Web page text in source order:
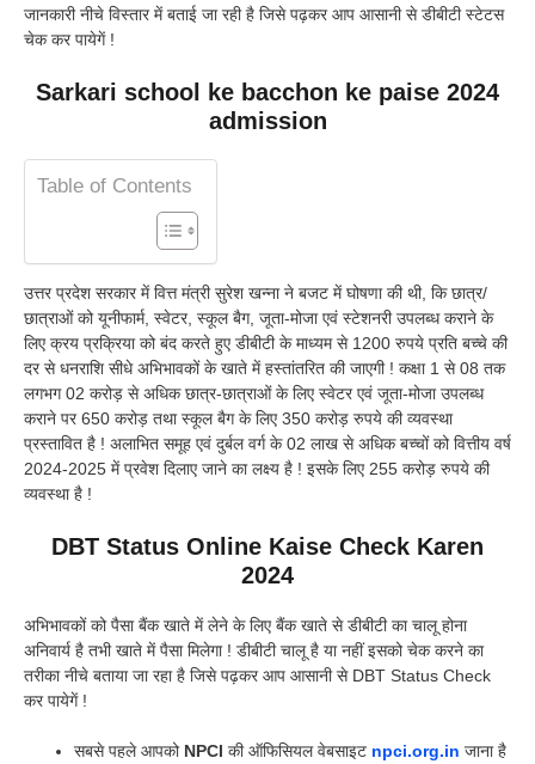
जानकारी नीचे विस्तार में बताई जा रही है जिसे पढ़कर आप आसानी से डीबीटी स्टेटस
चेक कर पायेगें !
Sarkari school ke bacchon ke paise 2024
admission
Table of Contents
उत्तर प्रदेश सरकार में वित्त मंत्री सुरेश खन्ना ने बजट में घोषणा की थी, कि छात्र/
छात्राओं को यूनीफार्म, स्वेटर, स्कूल बैग, जूता-मोजा एवं स्टेशनरी उपलब्ध कराने के
लिए क्रय प्रक्रिया को बंद करते हुए डीबीटी के माध्यम से 1200 रुपये प्रति बच्चे की
दर से धनराशि सीधे अभिभावकों के खाते में हस्तांतरित की जाएगी ! कक्षा 1 से 08 तक
लगभग 02 करोड़ से अधिक छात्र-छात्राओं के लिए स्वेटर एवं जूता-मोजा उपलब्ध
कराने पर 650 करोड़ तथा स्कूल बैग के लिए 350 करोड़ रुपये की व्यवस्था
प्रस्तावित है ! अलाभित समूह एवं दुर्बल वर्ग के 02 लाख से अधिक बच्चों को वित्तीय वर्ष
2024-2025 में प्रवेश दिलाए जाने का लक्ष्य है ! इसके लिए 255 करोड़ रुपये की
व्यवस्था है !
DBT Status Online Kaise Check Karen
2024
अभिभावकों को पैसा बैंक खाते में लेने के लिए बैंक खाते से डीबीटी का चालू होना
अनिवार्य है तभी खाते में पैसा मिलेगा ! डीबीटी चालू है या नहीं इसको चेक करने का
तरीका नीचे बताया जा रहा है जिसे पढ़कर आप आसानी से DBT Status Check
कर पायेगें !
सबसे पहले आपको NPCI की ऑफिसियल वेबसाइट npci.org.in जाना है